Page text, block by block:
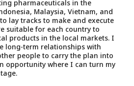
pharmaceuticals in the
Malaysia, Vietnam, and
lay tracks to make and execute
suitable for each country to
products in the local markets. I
long-term relationships with
people to carry the plan into
opportunity where I can turn my